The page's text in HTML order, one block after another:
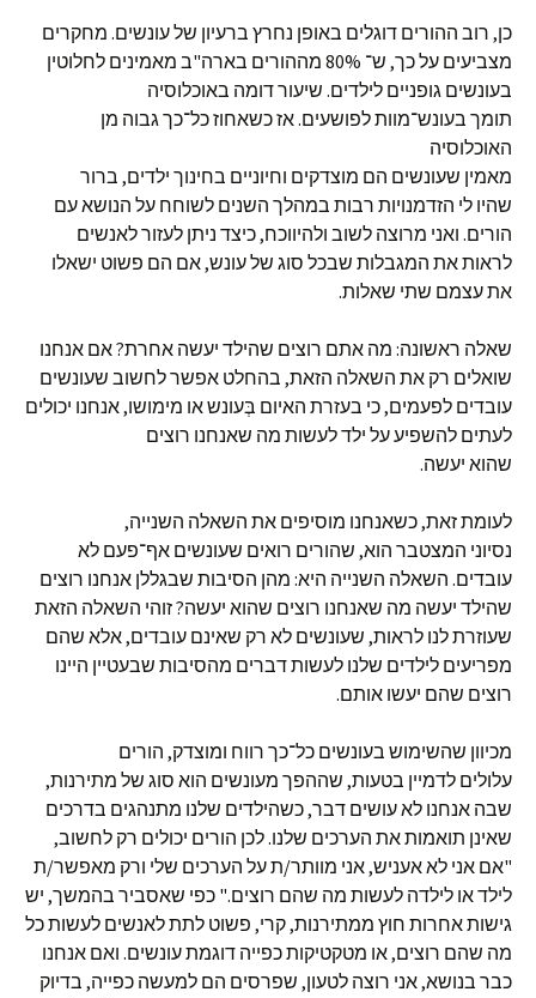
כן, רוב ההורים דוגלים באופן נחרץ ברעיון של עונשים. מחקרים
מצביעים על כך, ש־ 80% מההורים בארה"ב מאמינים לחלוטין
בעונשים גופניים לילדים. שיעור דומה באוכלוסיה
תומך בעונש־מוות לפושעים. אז כשאחוז כל־כך גבוה מן
האוכלוסיה
מאמין שעונשים הם מוצדקים וחיוניים בחינוך ילדים, ברור
שהיו לי הזדמנויות רבות במהלך השנים לשוחח על הנושא עם
הורים. ואני מרוצה לשוב ולהיווכח, כיצד ניתן לעזור לאנשים
לראות את המגבלות שבכל סוג של עונש, אם הם פשוט ישאלו
את עצמם שתי שאלות.
שאלה ראשונה: מה אתם רוצים שהילד יעשה אחרת? אם אנחנו
שואלים רק את השאלה הזאת, בהחלט אפשר לחשוב שעונשים
עובדים לפעמים, כי בעזרת האיום בְּעונש או מימושו, אנחנו יכולים
לעתים להשפיע על ילד לעשות מה שאנחנו רוצים
שהוא יעשה.
לעומת זאת, כשאנחנו מוסיפים את השאלה השנייה,
נסיוני המצטבר הוא, שהורים רואים שעונשים אף־פעם לא
עובדים. השאלה השנייה היא: מהן הסיבות שבגללן אנחנו רוצים
שהילד יעשה מה שאנחנו רוצים שהוא יעשה? זוהי השאלה הזאת
שעוזרת לנו לראות, שעונשים לא רק שאינם עובדים, אלא שהם
מפריעים לילדים שלנו לעשות דברים מהסיבות שבעטיין היינו
רוצים שהם יעשו אותם.
מכיוון שהשימוש בעונשים כל־כך רווח ומוצדק, הורים
עלולים לדמיין בטעות, שההפך מעונשים הוא סוג של מתירנות,
שבה אנחנו לא עושים דבר, כשהילדים שלנו מתנהגים בדרכים
שאינן תואמות את הערכים שלנו. לכן הורים יכולים רק לחשוב,
"אם אני לא אעניש, אני מוותר/ת על הערכים שלי ורק מאפשר/ת
לילד או לילדה לעשות מה שהם רוצים." כפי שאסביר בהמשך, יש
גישות אחרות חוץ ממתירנות, קרי, פשוט לתת לאנשים לעשות כל
מה שהם רוצים, או מטקטיקות כפייה דוגמת עונשים. ואם אנחנו
כבר בנושא, אני רוצה לטעון, שפרסים הם למעשה כפייה, בדיוק